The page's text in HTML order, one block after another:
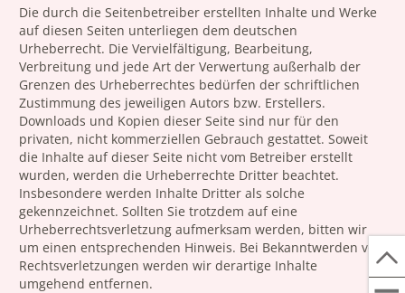
Die durch die Seitenbetreiber erstellten Inhalte und Werke
auf diesen Seiten unterliegen dem deutschen
Urheberrecht. Die Vervielfältigung, Bearbeitung,
Verbreitung und jede Art der Verwertung außerhalb der
Grenzen des Urheberrechtes bedürfen der schriftlichen
Zustimmung des jeweiligen Autors bzw. Erstellers.
Downloads und Kopien dieser Seite sind nur für den
privaten, nicht kommerziellen Gebrauch gestattet. Soweit
die Inhalte auf dieser Seite nicht vom Betreiber erstellt
wurden, werden die Urheberrechte Dritter beachtet.
Insbesondere werden Inhalte Dritter als solche
gekennzeichnet. Sollten Sie trotzdem auf eine
Urheberrechtsverletzung aufmerksam werden, bitten wir
um einen entsprechenden Hinweis. Bei Bekanntwerden von
Rechtsverletzungen werden wir derartige Inhalte
umgehend entfernen.